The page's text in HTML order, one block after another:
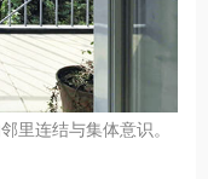
里连结与集体意识。